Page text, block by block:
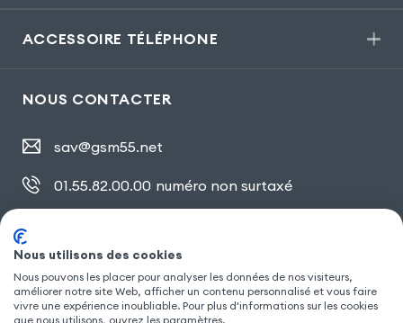
ACCESSOIRE TÉLÉPHONE
NOUS CONTACTER
sav@gsm55.net
01.55.82.00.00 numéro non surtaxé
SUIVEZ NOUS
Nous utilisons des cookies
Nous pouvons les placer pour analyser les données de nos visiteurs,
améliorer notre site Web, afficher un contenu personnalisé et vous faire
vivre une expérience inoubliable. Pour plus d'informations sur les cookies
que nous utilisons, ouvrez les paramètres.